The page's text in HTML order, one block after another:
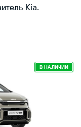
Kia.
В НАЛИЧИИ